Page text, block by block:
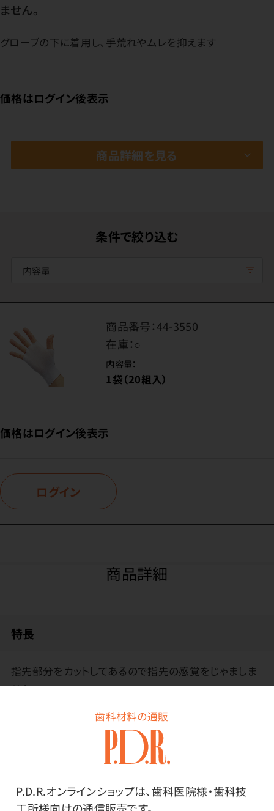
歯科材料の通販
P.D.R.オンラインショップは、歯科医院様・歯科技
ません。
グローブの下に着用し、手荒れやムレを抑えます
価格はログイン後表示
商品詳細を見る
条件で絞り込む
内容量
商品番号：44-3550
在庫：○
内容量：
1袋（20組入）
価格はログイン後表示
ログイン
商品詳細
特長
指先部分をカットしてあるので指先の感覚をじゃましま
せん。
グローブの下に着用し、手荒れやムレを抑えます
●中国製